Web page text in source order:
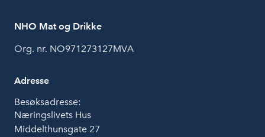
NHO Mat og Drikke
Org. nr. NO971273127MVA
Adresse
Besøksadresse:
Næringslivets Hus
Middelthunsgate 27